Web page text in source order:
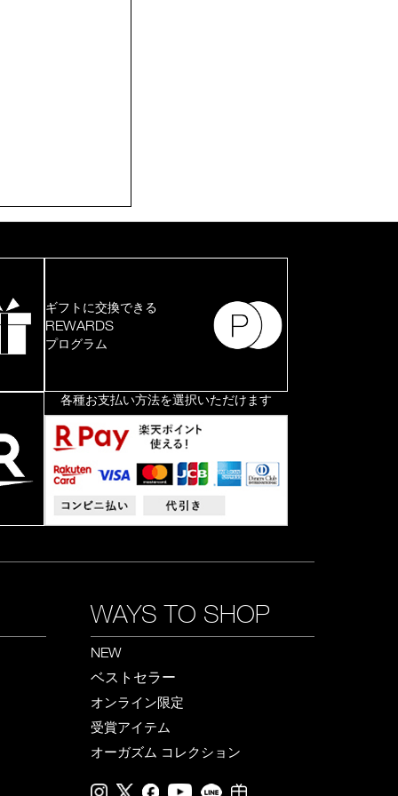
ギフトに交換できる
REWARDS
プログラム
各種お支払い方法を選択いただけます
WAYS TO SHOP
NEW
ベストセラー
オンライン限定
受賞アイテム
オーガズム コレクション